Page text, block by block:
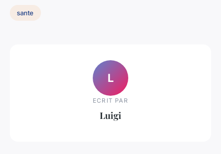
sante
L
ECRIT PAR
Luigi